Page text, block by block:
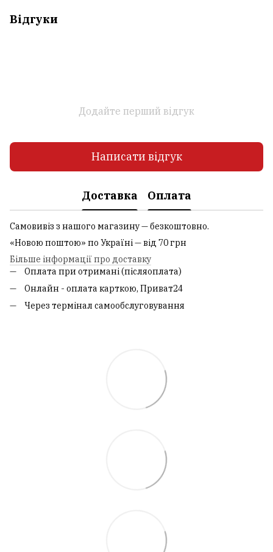
Відгуки
Додайте перший відгук
Написати відгук
Доставка Оплата
Самовивіз з нашого магазину — безкоштовно.
«Новою поштою» по Україні — від 70 грн
Більше інформації про доставку
Оплата при отримані (післяоплата)
Онлайн - оплата карткою, Приват24
Через термінал самообслуговування